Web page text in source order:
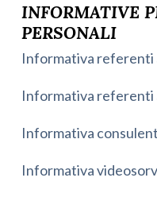
INFORMATIVE
PERSONALI
Informativa referenti
Informativa
Informativa
Informativa